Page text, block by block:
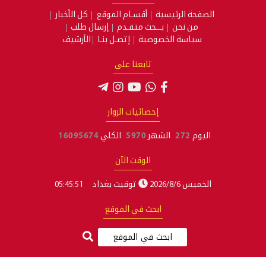
الصفحة الرئيسية أقسـام الموقع
كل الأخبار
من نحن
بـــحث متقـدم
إرسال طلب
سياسة الخصوصية
إتصـل بنـا الأرشيف
تابعنا على
إحصائيات الزوار
اليوم 272 الشهر 5970 الكلي 16095674
الوقت الآن
الخميس 2026/8/6 توقيت بغداد 05:45:52
ابحث في الموقع